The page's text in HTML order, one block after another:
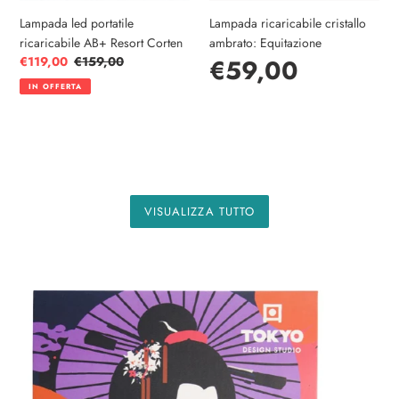
Lampada led portatile
ricaricabile AB+ Resort Corten
Prezzo
scontato
€119,00 Prezzo
di
listino
€159,00
IN OFFERTA
Lampada ricaricabile cristallo
ambrato: Equitazione
Prezzo
€59,00
VISUALIZZA TUTTO